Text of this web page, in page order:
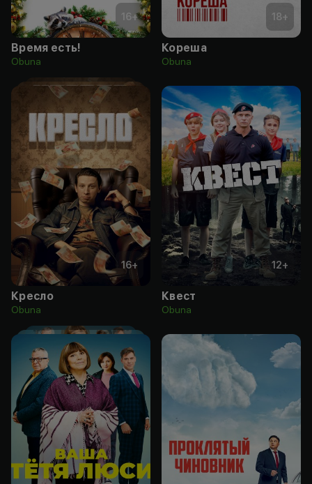
16+
Время есть!
Obuna
18+
Кореша
Obuna
16+
Кресло
Obuna
12+
Квест
Obuna